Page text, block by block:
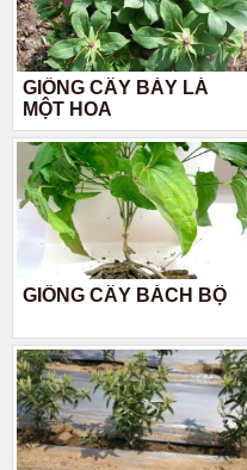
GIỐNG CÂY BẢY LÁ
MỘT HOA
GIỐNG CÂY BÁCH BỘ